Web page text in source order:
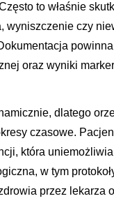
to właśnie
wyniszczenie czy
oraz wyniki
dlatego
czasowe.
która
w tym
przez lekarza